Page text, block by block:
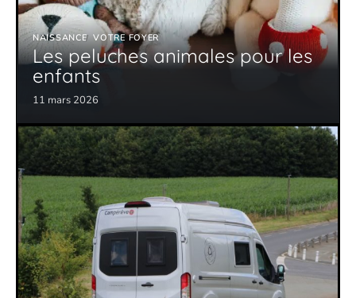
NAISSANCE VOTRE FOYER
Les peluches animales pour les
enfants
11 mars 2026